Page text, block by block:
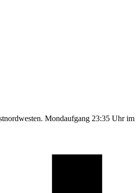
Mondaufgang 23:35 Uhr